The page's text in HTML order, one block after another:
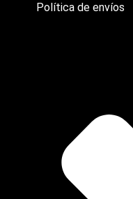
Política de envíos